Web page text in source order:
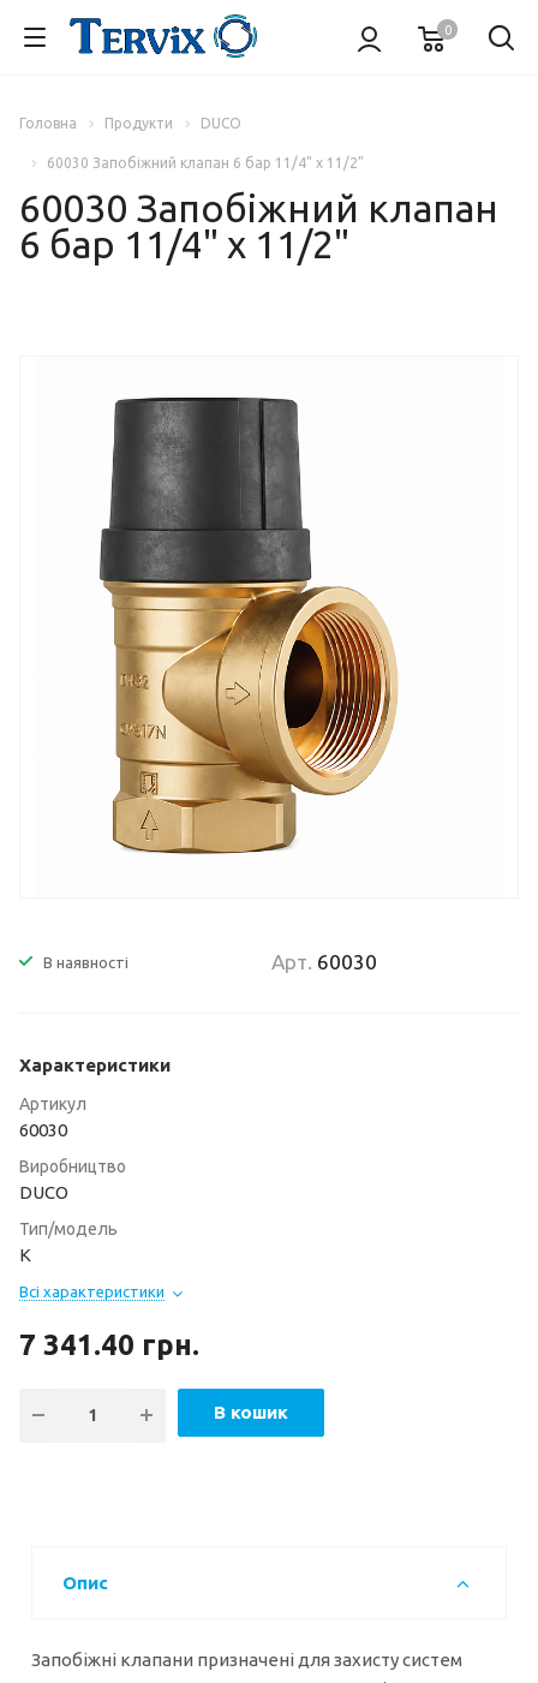
0
Головна Продукти DUCO
60030 Запобіжний клапан 6 бар 11/4" х 11/2"
60030 Запобіжний клапан
6 бар 11/4" х 11/2"
В наявності Арт. 60030
Характеристики
Артикул
60030
Виробництво
DUCO
Тип/модель
K
Всі характеристики
7 341.40 грн.
В кошик
Опис
Запобіжні клапани призначені для захисту систем